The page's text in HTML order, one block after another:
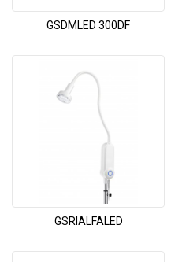
GSDMLED 300DF
GSRIALFALED